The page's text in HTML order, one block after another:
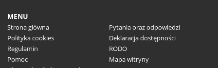
MENU
Strona główna
Polityka cookies
Regulamin
Pomoc
Pytania oraz odpowiedzi
Deklaracja dostępności
RODO
Mapa witryny